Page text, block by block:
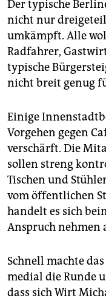
Der typische
nicht nur
umkämpft. Alle
Radfahrer,
typische
nicht breit genug
Einige
Vorgehen gegen
verschärft. Die
sollen streng
Tischen und
vom öffentlichen
handelt es sich
Anspruch nehmen
Schnell machte
medial die Runde
dass sich Wirt